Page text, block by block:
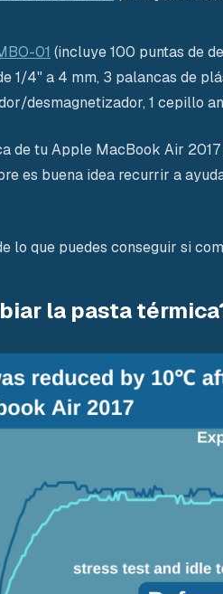
01 (incluye 100 puntas de
1/4" a 4 mm, 3 palancas de
desmagnetizador, 1 cepillo
de tu Apple MacBook Air
es buena idea recurrir a
lo que puedes conseguir si
la pasta